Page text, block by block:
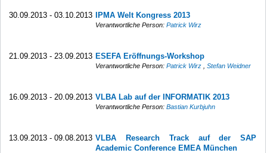
30.09.2013 - 03.10.2013 IPMA Welt Kongress 2013
Verantwortliche Person:Patrick Wirz
21.09.2013 - 23.09.2013 ESEFA Eröffnungs-Workshop
Verantwortliche Person:Patrick Wirz ,Stefan Weidner
16.09.2013 - 20.09.2013 VLBA Lab auf der INFORMATIK 2013
Verantwortliche Person:Bastian Kurbjuhn
13.09.2013 - 09.08.2013 VLBA Research Track auf der SAP
Academic Conference EMEA München